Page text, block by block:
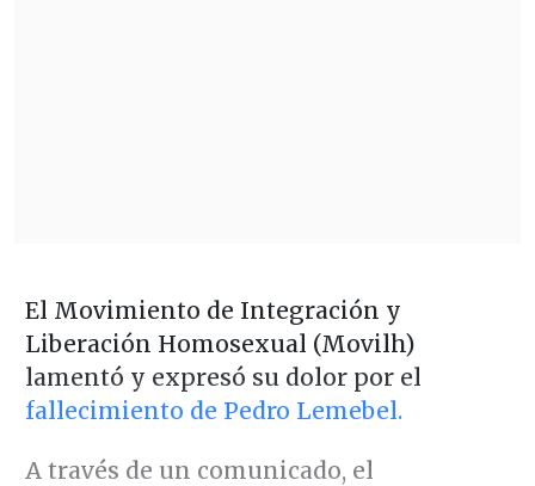
El Movimiento de Integración y
Liberación Homosexual (Movilh)
lamentó y expresó su dolor por el
fallecimiento de Pedro Lemebel.
A través de un comunicado, el